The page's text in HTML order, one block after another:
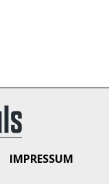
IMPRESSUM